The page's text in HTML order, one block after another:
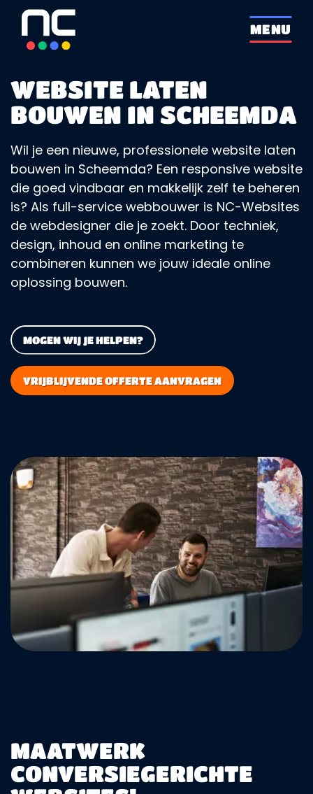
overslaan
MENU
WEBSITE LATEN
BOUWEN IN SCHEEMDA
Wil je een nieuwe, professionele website laten
bouwen in Scheemda? Een responsive website
die goed vindbaar en makkelijk zelf te beheren
is? Als full-service webbouwer is NC-Websites
de webdesigner die je zoekt. Door techniek,
design, inhoud en online marketing te
combineren kunnen we jouw ideale online
oplossing bouwen.
MOGEN WIJ JE HELPEN?
VRIJBLIJVENDE OFFERTE AANVRAGEN
MAATWERK
CONVERSIEGERICHTE